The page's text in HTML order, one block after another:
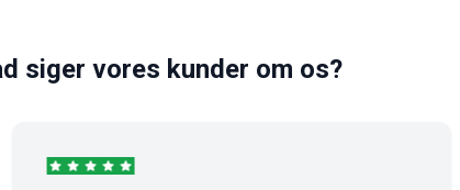
siger vores kunder om os?